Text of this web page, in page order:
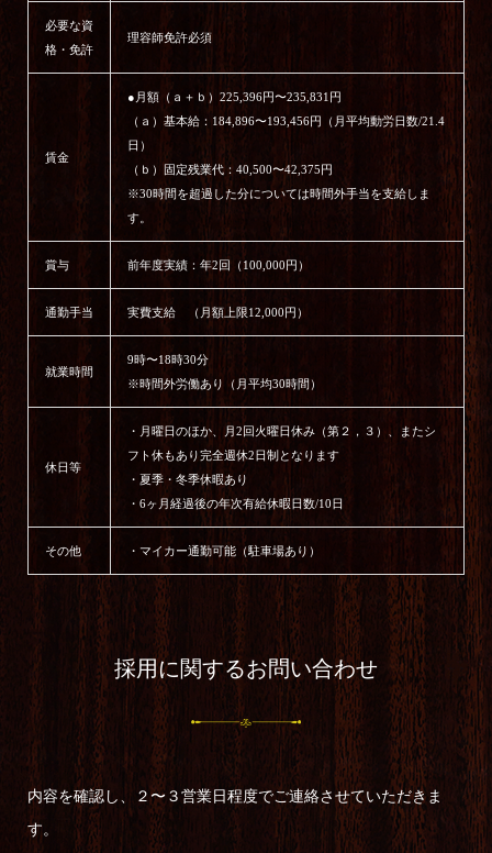
必要な資
格・免許
理容師免許必須
賃金
●月額（ａ＋ｂ）225,396円〜235,831円
（ａ）基本給：184,896〜193,456円（月平均動労日数/21.4
日）
（ｂ）固定残業代：40,500〜42,375円
※30時間を超過した分については時間外手当を支給しま
す。
賞与 前年度実績：年2回（100,000円）
通勤手当 実費支給 （月額上限12,000円）
就業時間
9時〜18時30分
※時間外労働あり（月平均30時間）
休日等
・月曜日のほか、月2回火曜日休み（第２，３）、またシ
フト休もあり完全週休2日制となります
・夏季・冬季休暇あり
・6ヶ月経過後の年次有給休暇日数/10日
その他 ・マイカー通勤可能（駐車場あり）
採用に関するお問い合わせ
内容を確認し、２〜３営業日程度でご連絡させていただきま
す。